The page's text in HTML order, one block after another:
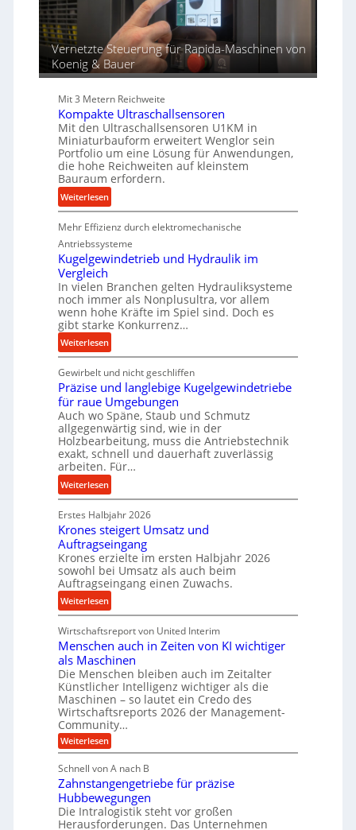
ü
r
d
i
e
P
r
o
d
u
k
i
o
n
i
n
d
e
n
M
t
t
e
l
s
t
a
n
d
Vernetzte Steuerung für Rapida-Maschinen von
Koenig & Bauer
Mit 3 Metern Reichweite
Kompakte Ultraschallsensoren
Mit den Ultraschallsensoren U1KM in
Miniaturbauform erweitert Wenglor sein
Portfolio um eine Lösung für Anwendungen,
die hohe Reichweiten auf kleinstem
Bauraum erfordern.
Weiterlesen:
K
o
m
p
k
t
e
U
l
r
a
s
c
h
a
l
s
e
n
s
o
r
e
n
Mehr Effizienz durch elektromechanische
Antriebssysteme
Kugelgewindetrieb und Hydraulik im
Vergleich
In vielen Branchen gelten Hydrauliksysteme
noch immer als Nonplusultra, vor allem
wenn hohe Kräfte im Spiel sind. Doch es
gibt starke Konkurrenz…
Weiterlesen:
K
u
g
e
l
g
e
w
i
n
e
t
r
i
e
b
u
n
d
H
y
d
r
a
u
l
k
i
m
V
Gewirbelt und nicht geschliffen
Präzise und langlebige Kugelgewindetriebe
für raue Umgebungen
Auch wo Späne, Staub und Schmutz
allgegenwärtig sind, wie in der
Holzbearbeitung, muss die Antriebstechnik
exakt, schnell und dauerhaft zuverlässig
arbeiten. Für…
Weiterlesen:
P
r
ä
z
i
s
e
u
n
d
l
a
n
g
l
e
b
i
g
e
K
u
Erstes Halbjahr 2026
Krones steigert Umsatz und
Auftragseingang
Krones erzielte im ersten Halbjahr 2026
sowohl bei Umsatz als auch beim
Auftragseingang einen Zuwachs.
Weiterlesen:
K
r
o
n
e
s
s
t
e
i
g
e
r
t
U
Wirtschaftsreport von United Interim
Menschen auch in Zeiten von KI wichtiger
als Maschinen
Die Menschen bleiben auch im Zeitalter
Künstlicher Intelligenz wichtiger als die
Maschinen – so lautet ein Credo des
Wirtschaftsreports 2026 der Management-
Community…
Weiterlesen:
M
n
s
c
h
e
Schnell von A nach B
Zahnstangengetriebe für präzise
Hubbewegungen
Die Intralogistik steht vor großen
Herausforderungen. Das Unternehmen